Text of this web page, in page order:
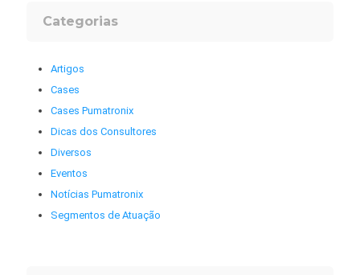
Categorias
Artigos
Cases
Cases Pumatronix
Dicas dos Consultores
Diversos
Eventos
Notícias Pumatronix
Segmentos de Atuação